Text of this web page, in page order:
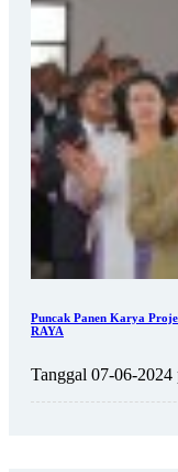
Puncak Panen Karya
RAYA
Tanggal 07-06-